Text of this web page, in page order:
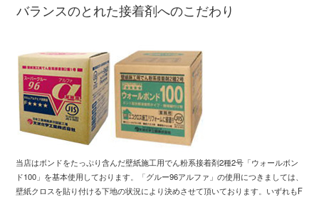
バランスのとれた接着剤へのこだわり
当店はボンドをたっぷり含んだ壁紙施工用でん粉系接着剤2種2号「ウォールボン
ド100」 を基本使用しております 。「グルー96アルファ」の使用につきましては、
壁紙クロスを貼り付ける下地の状況により決めさせて頂いております
いずれもF